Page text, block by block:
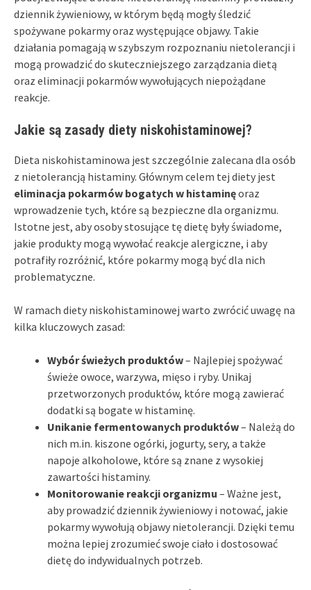
dziennik żywieniowy, w którym będą mogły śledzić
spożywane pokarmy oraz występujące objawy. Takie
działania pomagają w szybszym rozpoznaniu nietolerancji i
mogą prowadzić do skuteczniejszego zarządzania dietą
oraz eliminacji pokarmów wywołujących niepożądane
reakcje.
Jakie są zasady diety niskohistaminowej?
Dieta niskohistaminowa jest szczególnie zalecana dla osób
z nietolerancją histaminy. Głównym celem tej diety jest
eliminacja pokarmów bogatych w histaminęoraz
wprowadzenie tych, które są bezpieczne dla organizmu.
Istotne jest, aby osoby stosujące tę dietę były świadome,
jakie produkty mogą wywołać reakcje alergiczne, i aby
potrafiły rozróżnić, które pokarmy mogą być dla nich
problematyczne.
W ramach diety niskohistaminowej warto zwrócić uwagę na
kilka kluczowych zasad:
Wybór świeżych produktów– Najlepiej spożywać
świeże owoce, warzywa, mięso i ryby. Unikaj
przetworzonych produktów, które mogą zawierać
dodatki są bogate w histaminę.
Unikanie fermentowanych produktów– Należą do
nich m.in. kiszone ogórki, jogurty, sery, a także
napoje alkoholowe, które są znane z wysokiej
zawartości histaminy.
Monitorowanie reakcji organizmu – Ważne jest,
aby prowadzić dziennik żywieniowy i notować, jakie
pokarmy wywołują objawy nietolerancji. Dzięki temu
można lepiej zrozumieć swoje ciało i dostosować
dietę do indywidualnych potrzeb.